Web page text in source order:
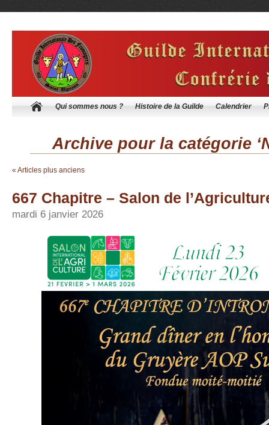
Qui sommes nous ? Histoire de la Guilde Calendrier
Archive pour la catégorie
« Articles plus anciens
667 Chapitre – Salon de
mardi 6 janvier 2026